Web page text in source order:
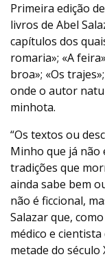
Primeira edição
livros de Abel
capítulos dos
romaria»; «A
broa»; «Os
onde o autor
minhota.
“Os textos ou
Minho que já não
tradições que
ainda sabe bem
não é ficcional,
Salazar que,
médico e
metade do século